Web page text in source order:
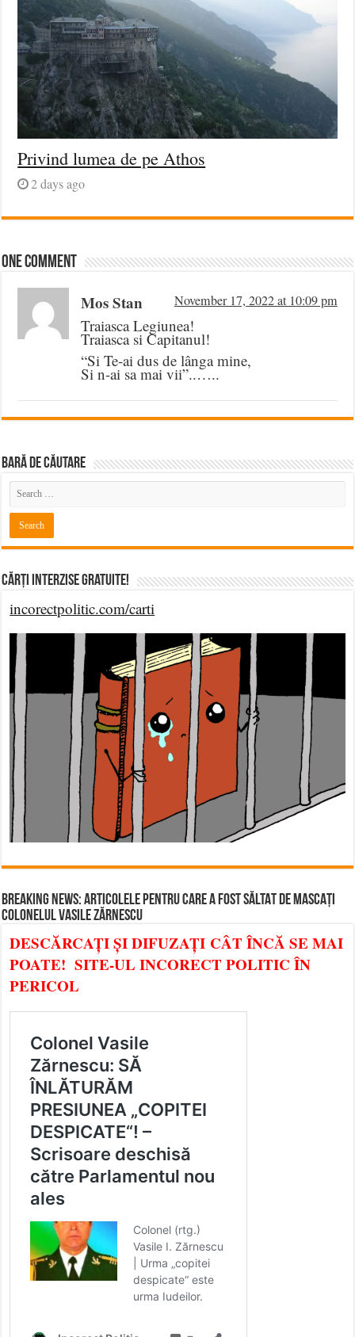
Privind lumea de pe Athos
2 days ago
One comment
Mos Stan November 17, 2022 at 10:09 pm
Traiasca Legiunea!
Traiasca si Capitanul!
“Si Te-ai dus de lânga mine,
Si n-ai sa mai vii”..…..
BARĂ DE CĂUTARE
Cărți Interzise Gratuite!
incorectpolitic.com/carti
BREAKING NEWS: ARTICOLELE PENTRU CARE A FOST SĂLTAT DE MASCAȚI
COLONELUL VASILE ZĂRNESCU
DESCĂRCAȚI ȘI DIFUZAȚI CÂT ÎNCĂ SE MAI
POATE! SITE-UL INCORECT POLITIC ÎN
PERICOL